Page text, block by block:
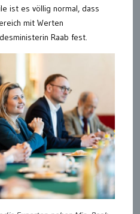
ist es völlig normal, dass
mit Werten
Raab fest.